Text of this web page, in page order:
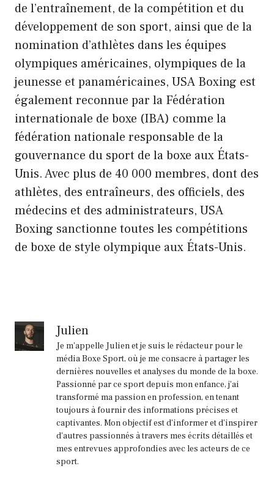
de l’entraînement, de la compétition et du
développement de son sport, ainsi que de la
nomination d’athlètes dans les équipes
olympiques américaines, olympiques de la
jeunesse et panaméricaines, USA Boxing est
également reconnue par la Fédération
internationale de boxe (IBA) comme la
fédération nationale responsable de la
gouvernance du sport de la boxe aux États-
Unis. Avec plus de 40 000 membres, dont des
athlètes, des entraîneurs, des officiels, des
médecins et des administrateurs, USA
Boxing sanctionne toutes les compétitions
de boxe de style olympique aux États-Unis.
Julien
Je m'appelle Julien et je suis le rédacteur pour le
média Boxe Sport, où je me consacre à partager les
dernières nouvelles et analyses du monde de la boxe.
Passionné par ce sport depuis mon enfance, j'ai
transformé ma passion en profession, en tenant
toujours à fournir des informations précises et
captivantes. Mon objectif est d'informer et d'inspirer
d'autres passionnés à travers mes écrits détaillés et
mes entrevues approfondies avec les acteurs de ce
sport.